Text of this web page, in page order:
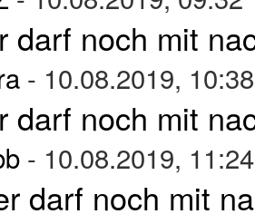
darf noch mit
- 10.08.2019, 10:38
darf noch mit
- 10.08.2019, 11:24
darf noch mit